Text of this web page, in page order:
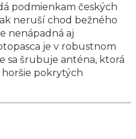
podmienkam českých
neruší chod bežného
nenápadná aj
je v robustnom
sa šrubuje anténa, ktorá
horšie pokrytých